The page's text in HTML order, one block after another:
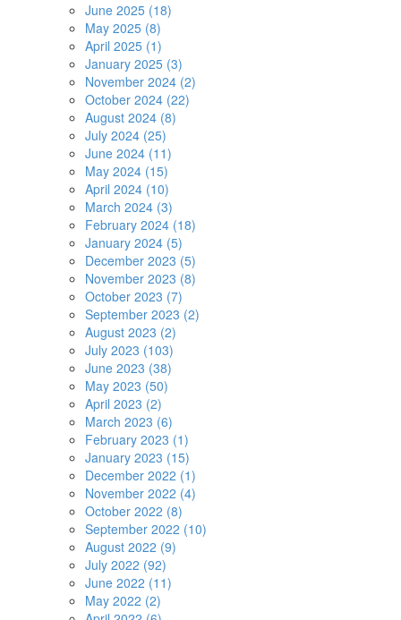
June 2025 (18)
May 2025 (8)
April 2025 (1)
January 2025 (3)
November 2024 (2)
October 2024 (22)
August 2024 (8)
July 2024 (25)
June 2024 (11)
May 2024 (15)
April 2024 (10)
March 2024 (3)
February 2024 (18)
January 2024 (5)
December 2023 (5)
November 2023 (8)
October 2023 (7)
September 2023 (2)
August 2023 (2)
July 2023 (103)
June 2023 (38)
May 2023 (50)
April 2023 (2)
March 2023 (6)
February 2023 (1)
January 2023 (15)
December 2022 (1)
November 2022 (4)
October 2022 (8)
September 2022 (10)
August 2022 (9)
July 2022 (92)
June 2022 (11)
May 2022 (2)